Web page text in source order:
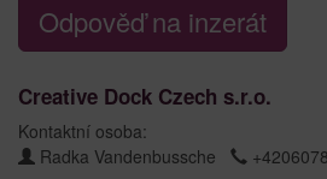
Odpověď na inzerát
Creative Dock Czech s.r.o.
Kontaktní osoba:
Radka Vandenbussche